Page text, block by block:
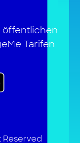
öffentlichen
Tarifen
Reserved